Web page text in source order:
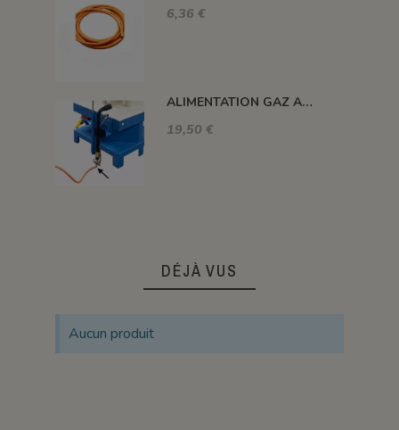
6,36 €
ALIMENTATION GAZ A 90°C
19,50 €
DÉJÀ VUS
Aucun produit